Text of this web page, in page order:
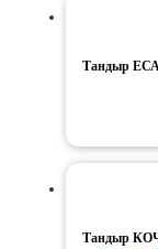
Тандыр
Тандыр